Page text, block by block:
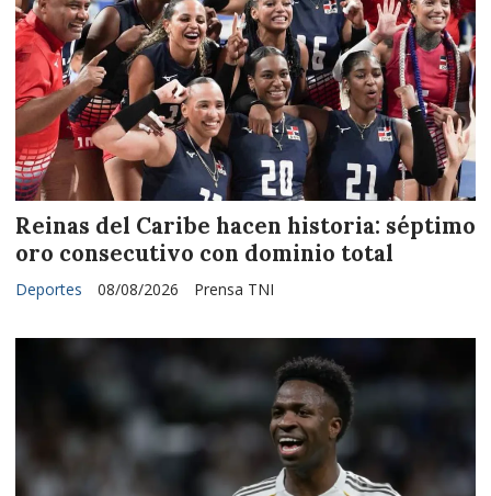
Reinas del Caribe hacen historia: séptimo
oro consecutivo con dominio total
Prensa TNI
Deportes 08/08/2026